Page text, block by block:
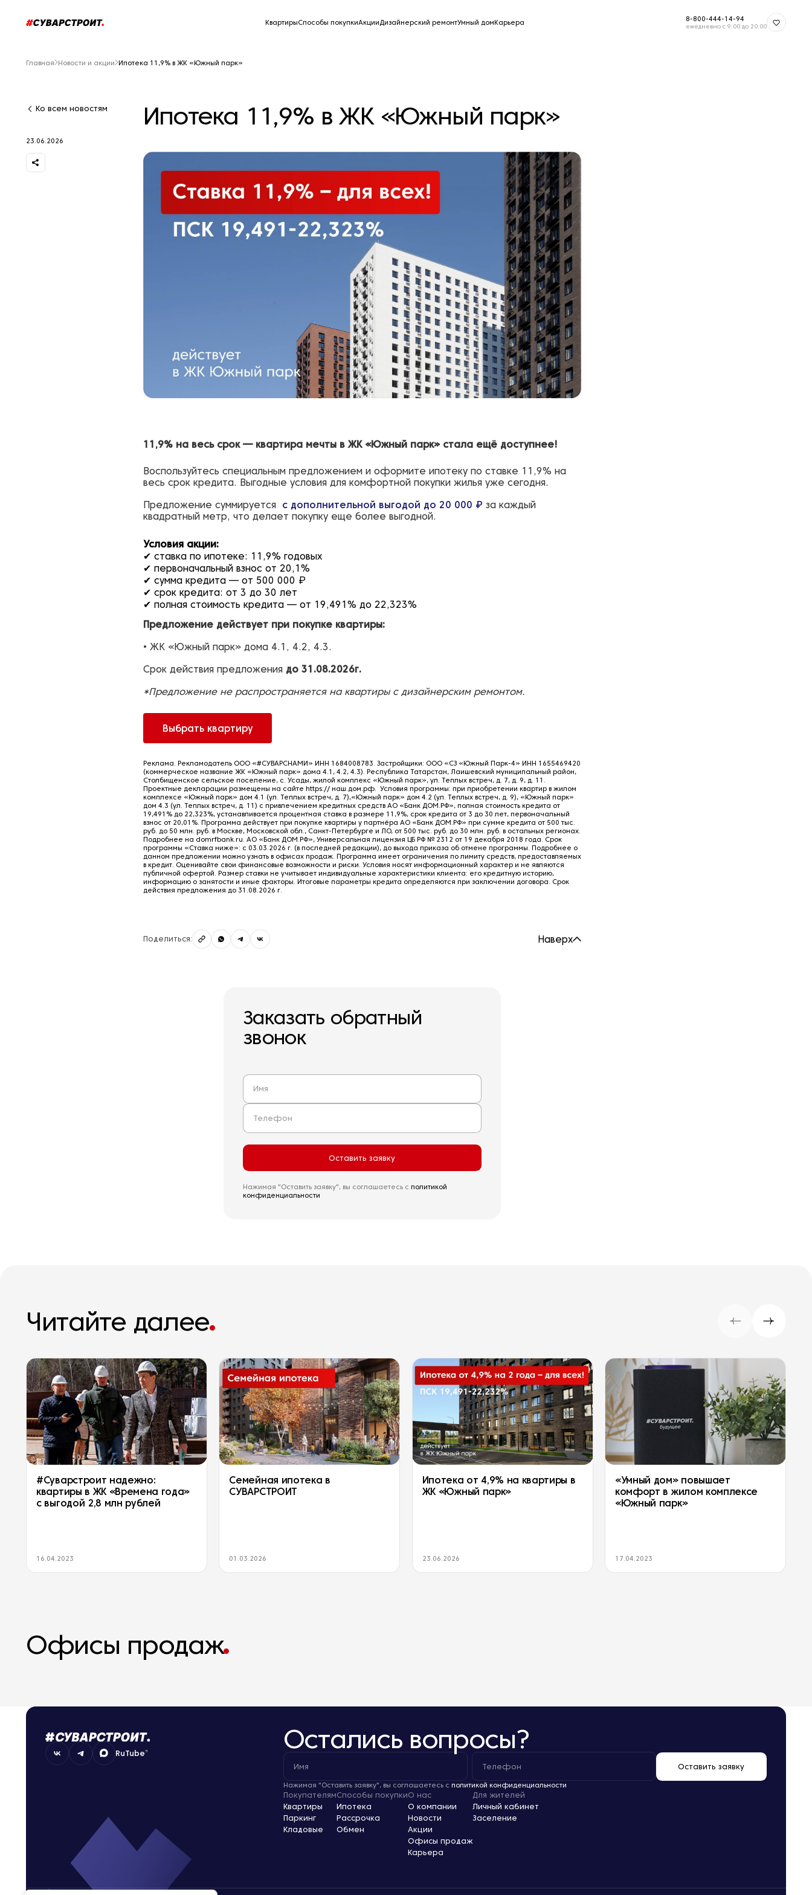
КвартирыСпособы покупкиАкцииДизайнерский ремонтУмный домКарьера 8-800-444-14-94
ежедневно с 9:00 до 20:00
Главная Новости и акции Ипотека 11,9% в ЖК «Южный парк»
Ко всем новостям
23.06.2026
Ипотека 11,9% в ЖК «Южный парк»
11,9% на весь срок — квартира мечты в ЖК «Южный парк» стала ещё доступнее!
Воспользуйтесь специальным предложением и оформите ипотеку по ставке 11,9% на
весь срок кредита. Выгодные условия для комфортной покупки жилья уже сегодня.
Предложение суммируется с дополнительной выгодой до 20 000 ₽ за каждый
квадратный метр, что делает покупку еще более выгодной.
Условия акции:
✔ ставка по ипотеке: 11,9% годовых
✔ первоначальный взнос от 20,1%
✔ сумма кредита — от 500 000 ₽
✔ срок кредита: от 3 до 30 лет
✔ полная стоимость кредита — от 19,491% до 22,323%
Предложение действует при покупке квартиры:
• ЖК «Южный парк» дома 4.1, 4.2, 4.3.
Срок действия предложения до 31.08.2026г.
*Предложение не распространяется на квартиры с дизайнерским ремонтом.
Выбрать квартиру
Реклама. Рекламодатель ООО «#СУВАРСНАМИ» ИНН 1684008783. Застройщики: ООО «СЗ «Южный Парк-4» ИНН 1655469420
(коммерческое название ЖК «Южный парк» дома 4.1, 4.2, 4.3). Республика Татарстан, Лаишевский муниципальный район,
Столбищенское сельское поселение, с. Усады, жилой комплекс «Южный парк», ул. Теплых встреч, д. 7, д. 9, д. 11.
Проектные декларации размещены на сайте https:// наш.дом.рф. Условия программы: при приобретении квартир в жилом
комплексе «Южный парк» дом 4.1 (ул. Теплых встреч, д. 7),«Южный парк» дом 4.2 (ул. Теплых встреч, д. 9), «Южный парк»
дом 4.3 (ул. Теплых встреч, д. 11) с привлечением кредитных средств АО «Банк ДОМ.РФ», полная стоимость кредита от
19,491% до 22,323%, устанавливается процентная ставка в размере 11,9%, срок кредита от 3 до 30 лет, первоначальный
взнос от 20,01%. Программа действует при покупке квартиры у партнёра АО «Банк ДОМ.РФ» при сумме кредита от 500 тыс.
руб. до 50 млн. руб. в Москве, Московской обл., Санкт-Петербурге и ЛО, от 500 тыс. руб. до 30 млн. руб. в остальных регионах.
Подробнее на domrfbank.ru. АО «Банк ДОМ.РФ», Универсальная лицензия ЦБ РФ № 2312 от 19 декабря 2018 года. Срок
программы «Ставка ниже»: с 03.03.2026 г. (в последней редакции), до выхода приказа об отмене программы. Подробнее о
данном предложении можно узнать в офисах продаж. Программа имеет ограничения по лимиту средств, предоставляемых
в кредит. Оценивайте свои финансовые возможности и риски. Условия носят информационный характер и не являются
публичной офертой. Размер ставки не учитывает индивидуальные характеристики клиента: его кредитную историю,
информацию о занятости и иные факторы. Итоговые параметры кредита определяются при заключении договора. Срок
действия предложения до 31.08.2026 г.
Поделиться: Наверх
Заказать обратный
звонок
Оставить заявку
Нажимая "Оставить заявку", вы соглашаетесь с политикой
конфиденциальности
Читайте далее
#Суварстроит надежно:
квартиры в ЖК «Времена года»
с выгодой 2,8 млн рублей
16.04.2023
Семейная ипотека в
СУВАРСТРОИТ
01.03.2026
Ипотека от 4,9% на квартиры в
ЖК «Южный парк»
23.06.2026
«Умный дом» повышает
комфорт в жилом комплексе
«Южный парк»
17.04.2023
Офисы продаж
RuTube Остались вопросы?
Оставить заявку
Нажимая "Оставить заявку", вы соглашаетесь с политикой конфиденциальности
Покупателям
Квартиры
Паркинг
Кладовые
Способы покупки
Ипотека
Рассрочка
Обмен
О нас
О компании
Новости
Акции
Офисы продаж
Карьера
Для жителей
Личный кабинет
Заселение